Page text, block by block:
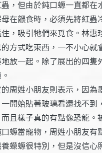
，但由於鈍口螈一直都在
在餵食時，必須先將紅蟲
，吸引牠們來覓食。林惠
方式吃東西，一不小心就
放一起。除了展出的四隻
周姓小朋友則表示，因為
開始貼著玻璃看還找不到
且樣子真的有點像恐龍。
螈當寵物，周姓小朋友有
蠑螈很特別，但是沒信心